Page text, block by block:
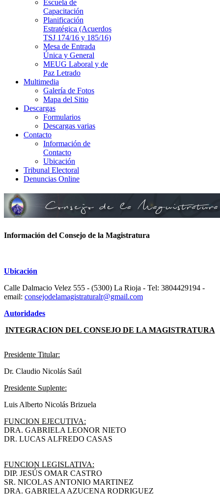
Escuela de
Capacitación
Planificación
Estratégica (Acuerdos
TSJ 174/16 y 185/16)
Mesa de Entrada
Única y General
MEUG Laboral y de
Paz Letrado
Multimedia
Galería de Fotos
Mapa del Sitio
Descargas
Formularios
Descargas varias
Contacto
Información de
Contacto
Ubicación
Tribunal Electoral
Denuncias Online
Información del Consejo de la Magistratura
Ubicación
Calle Dalmacio Velez 555 - (5300) La Rioja - Tel: 3804429194 -
email: consejodelamagistraturalr@gmail.com
Autoridades
INTEGRACION DEL CONSEJO DE LA MAGISTRATURA
Presidente Titular:
Dr. Claudio Nicolás Saúl
Presidente Suplente:
Luis Alberto Nicolás Brizuela
FUNCION EJECUTIVA:
DRA. GABRIELA LEONOR NIETO
DR. LUCAS ALFREDO CASAS
FUNCION LEGISLATIVA:
DIP. JESÚS OMAR CASTRO
SR. NICOLAS ANTONIO MARTINEZ
DRA. GABRIELA AZUCENA RODRIGUEZ